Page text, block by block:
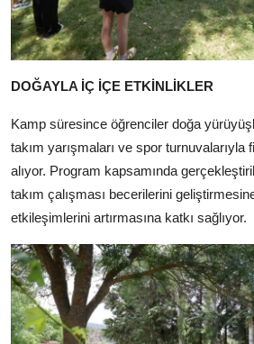
DOĞAYLA İÇ İÇE ETKİNLİKLER
Kamp süresince öğrenciler doğa
takım yarışmaları ve spor
alıyor. Program kapsamında
takım çalışması becerilerini
etkileşimlerini artırmasına katkı sağlıyor.